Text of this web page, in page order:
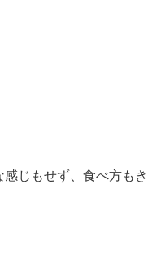
じもせず、食べ方もき